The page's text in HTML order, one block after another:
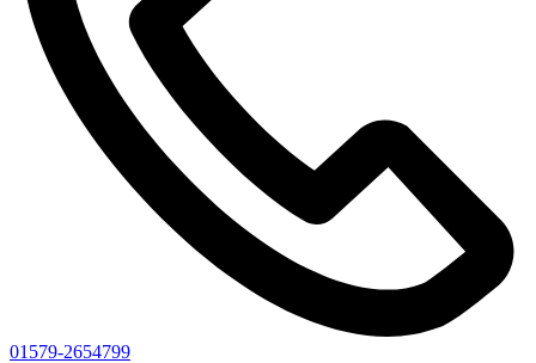
01579-2654799